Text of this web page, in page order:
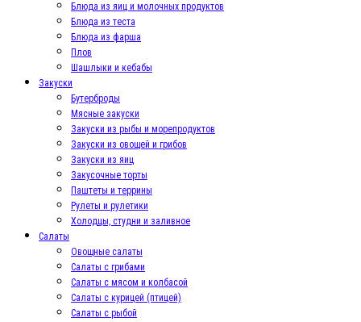
Блюда из яиц и молочных продуктов
Блюда из теста
Блюда из фарша
Плов
Шашлыки и кебабы
Закуски
Бутерброды
Мясные закуски
Закуски из рыбы и морепродуктов
Закуски из овощей и грибов
Закуски из яиц
Закусочные торты
Паштеты и террины
Рулеты и рулетики
Холодцы, студни и заливное
Салаты
Овощные салаты
Салаты с грибами
Салаты с мясом и колбасой
Салаты с курицей (птицей)
Салаты с рыбой